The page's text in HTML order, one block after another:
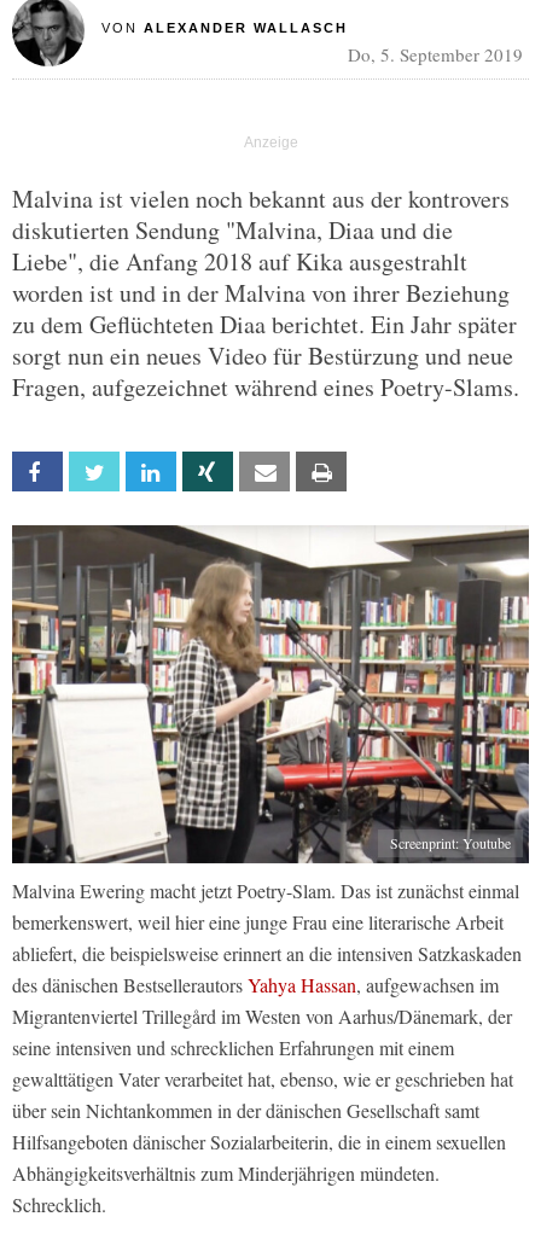
VON ALEXANDER WALLASCH
Do, 5. September 2019
Malvina ist vielen noch bekannt aus der kontrovers
diskutierten Sendung "Malvina, Diaa und die
Liebe", die Anfang 2018 auf Kika ausgestrahlt
worden ist und in der Malvina von ihrer Beziehung
zu dem Geflüchteten Diaa berichtet. Ein Jahr später
sorgt nun ein neues Video für Bestürzung und neue
Fragen, aufgezeichnet während eines Poetry-Slams.
Facebook Twitter Linkedin Xing Email
Screenprint: Youtube
Malvina Ewering macht jetzt Poetry-Slam. Das ist zunächst einmal
bemerkenswert, weil hier eine junge Frau eine literarische Arbeit
abliefert, die beispielsweise erinnert an die intensiven Satzkaskaden
des dänischen BestsellerautorsYahya Hassan, aufgewachsen im
Migrantenviertel Trillegård im Westen von Aarhus/Dänemark, der
seine intensiven und schrecklichen Erfahrungen mit einem
gewalttätigen Vater verarbeitet hat, ebenso, wie er geschrieben hat
über sein Nichtankommen in der dänischen Gesellschaft samt
Hilfsangeboten dänischer Sozialarbeiterin, die in einem sexuellen
Abhängigkeitsverhältnis zum Minderjährigen mündeten.
Schrecklich.